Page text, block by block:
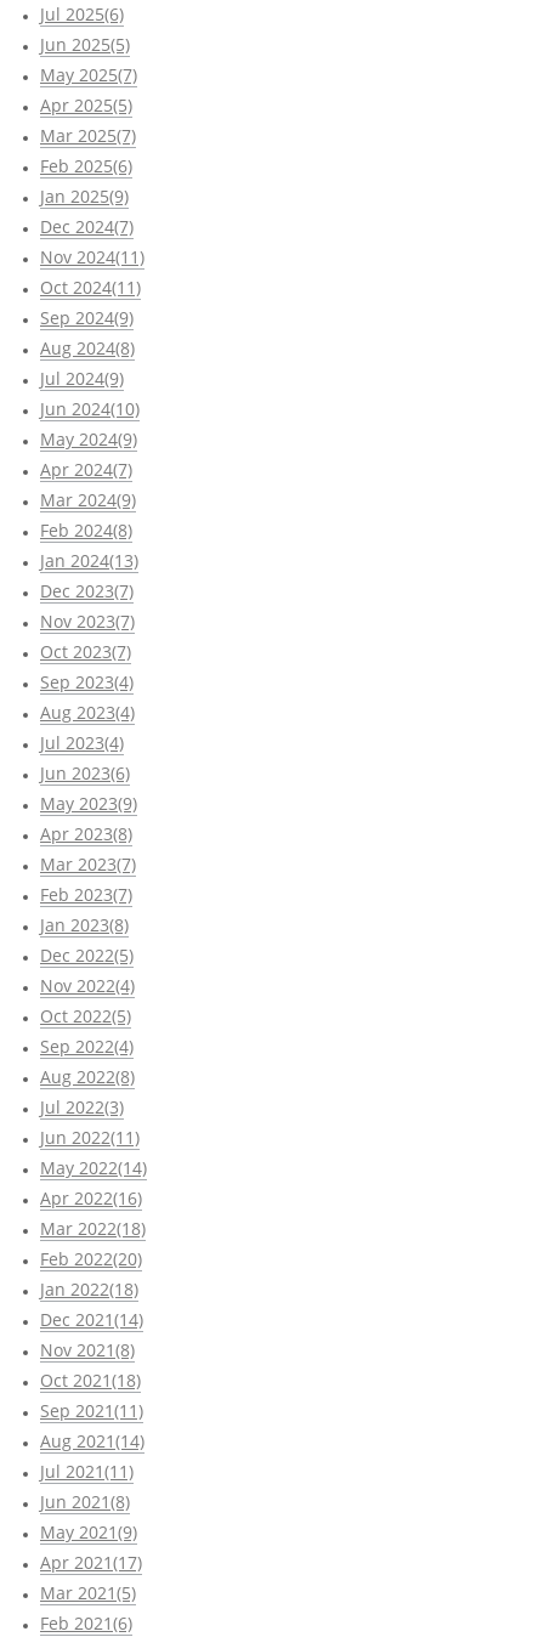
Jul 2025(6)
Jun 2025(5)
May 2025(7)
Apr 2025(5)
Mar 2025(7)
Feb 2025(6)
Jan 2025(9)
Dec 2024(7)
Nov 2024(11)
Oct 2024(11)
Sep 2024(9)
Aug 2024(8)
Jul 2024(9)
Jun 2024(10)
May 2024(9)
Apr 2024(7)
Mar 2024(9)
Feb 2024(8)
Jan 2024(13)
Dec 2023(7)
Nov 2023(7)
Oct 2023(7)
Sep 2023(4)
Aug 2023(4)
Jul 2023(4)
Jun 2023(6)
May 2023(9)
Apr 2023(8)
Mar 2023(7)
Feb 2023(7)
Jan 2023(8)
Dec 2022(5)
Nov 2022(4)
Oct 2022(5)
Sep 2022(4)
Aug 2022(8)
Jul 2022(3)
Jun 2022(11)
May 2022(14)
Apr 2022(16)
Mar 2022(18)
Feb 2022(20)
Jan 2022(18)
Dec 2021(14)
Nov 2021(8)
Oct 2021(18)
Sep 2021(11)
Aug 2021(14)
Jul 2021(11)
Jun 2021(8)
May 2021(9)
Apr 2021(17)
Mar 2021(5)
Feb 2021(6)